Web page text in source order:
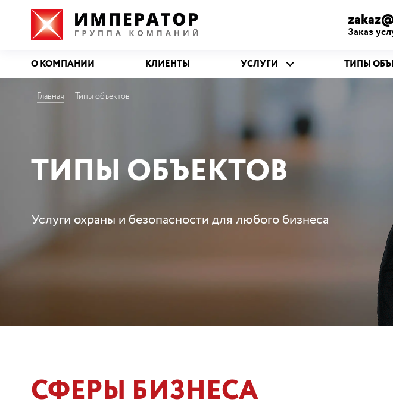
Заказ
О КОМПАНИИ КЛИЕНТЫ УСЛУГИ ТИПЫ
Главная Типы объектов
ТИПЫ ОБЪЕКТОВ
Услуги охраны и безопасности для любого бизнеса
СФЕРЫ БИЗНЕСА